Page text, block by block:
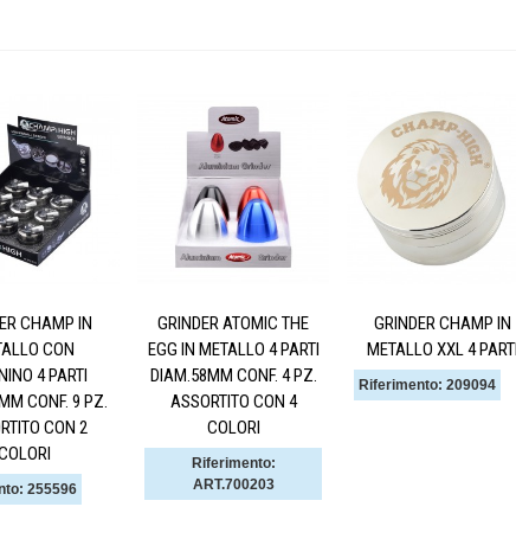
CHAMP IN
CON
4 PARTI
CONF. 9 PZ.
CON 2
255596
GRINDER ATOMIC THE
EGG IN METALLO 4 PARTI
DIAM.58MM CONF. 4 PZ.
ASSORTITO CON 4
COLORI
Riferimento:
ART.700203
GRINDER CHAMP IN
METALLO XXL 4 PARTI
Riferimento: 209094